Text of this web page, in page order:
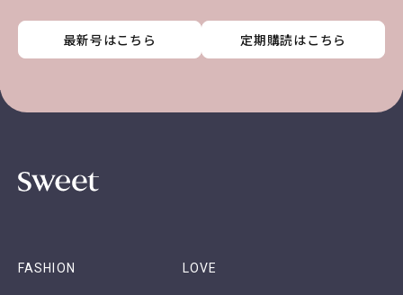
最新号はこちら 定期購読はこちら
最新号はこちら 定期購読はこちら
最新号はこちら 定期購読はこちら
最新号はこちら 定期購読はこちら
FASHION LOVE